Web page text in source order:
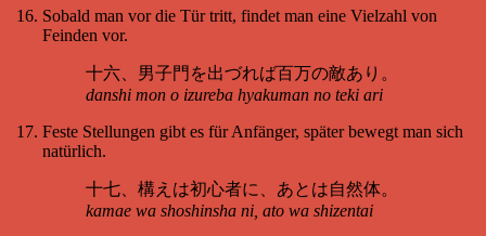
Sobald man vor die Tür tritt, findet man eine Vielzahl von
Feinden vor.
十六、男子門を出づれば百万の敵あり。
danshi mon o izureba hyakuman no teki ari
Feste Stellungen gibt es für Anfänger, später bewegt man sich
natürlich.
十七、構えは初心者に、あとは自然体。
kamae wa shoshinsha ni, ato wa shizentai